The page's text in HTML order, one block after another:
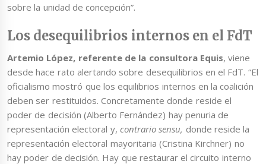
sobre la unidad de concepción”.
Los desequilibrios internos en el FdT
Artemio López, referente de la consultora Equis, viene
desde hace rato alertando sobre desequilibrios en el FdT. “El
oficialismo mostró que los equilibrios internos en la coalición
deben ser restituidos. Concretamente donde reside el
poder de decisión (Alberto Fernández) hay penuria de
representación electoral y, contrario sensu, donde reside la
representación electoral mayoritaria (Cristina Kirchner) no
hay poder de decisión. Hay que restaurar el circuito interno